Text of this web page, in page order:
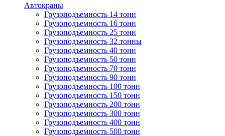
Автокраны
Грузоподъемность 14 тонн
Грузоподъемность 16 тонн
Грузоподъемность 25 тонн
Грузоподъемность 32 тонны
Грузоподъемность 40 тонн
Грузоподъемность 50 тонн
Грузоподъемность 70 тонн
Грузоподъемность 90 тонн
Грузоподъемность 100 тонн
Грузоподъемность 150 тонн
Грузоподъемность 200 тонн
Грузоподъемность 300 тонн
Грузоподъемность 400 тонн
Грузоподъемность 500 тонн